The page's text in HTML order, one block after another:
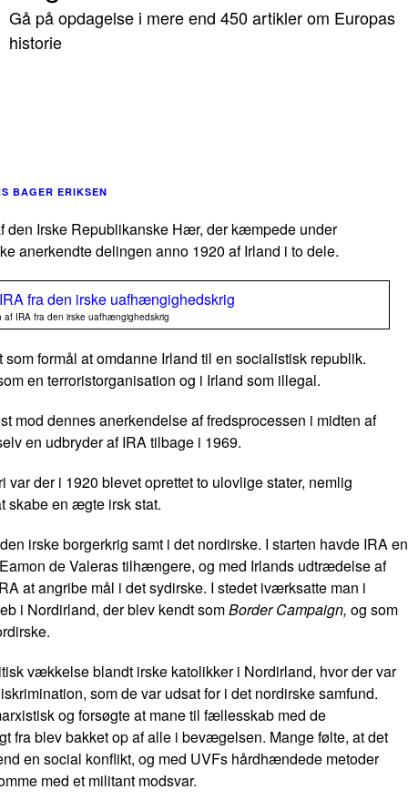
Gå på opdagelse i mere end 450 artikler om Europas
historie
BAGER ERIKSEN
den Irske Republikanske Hær, der kæmpede under
anerkendte delingen anno 1920 af Irland i to dele.
af IRA fra den irske uafhængighedskrig
formål at omdanne Irland til en socialistisk republik.
en terroristorganisation og i Irland som illegal.
mod dennes anerkendelse af fredsprocessen i midten af
en udbryder af IRA tilbage i 1969.
der i 1920 blevet oprettet to ulovlige stater, nemlig
skabe en ægte irsk stat.
irske borgerkrig samt i det nordirske. I starten havde IRA en
de Valeras tilhængere, og med Irlands udtrædelse af
at angribe mål i det sydirske. I stedet iværksatte man i
i Nordirland, der blev kendt somBorder Campaign, og som
vækkelse blandt irske katolikker i Nordirland, hvor der var
som de var udsat for i det nordirske samfund.
og forsøgte at mane til fællesskab med de
fra blev bakket op af alle i bevægelsen. Mange følte, at det
en social konflikt, og med UVFs hårdhændede metoder
med et militant modsvar.